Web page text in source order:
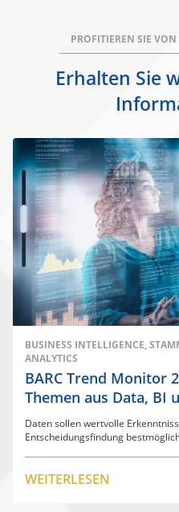
PROFITIEREN SIE
Erhalten Sie
BUSINESS INTELLIGENCE,
ANALYTICS
BARC Trend Monitor
Themen aus Data, BI
Daten sollen wertvolle
Entscheidungsfindung
WEITERLESEN